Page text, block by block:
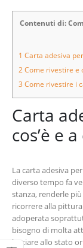
Contenuti di:
1 Carta adesiva
2Come rivestire e
3 Come rivestire i
Carta
cos’è e
La carta adesiva
diverso tempo fa
stanza, renderle
ricorrere alla
adoperata
bisogno di molta
lasciare allo stato